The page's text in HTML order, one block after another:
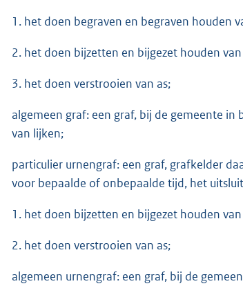
1. het doen begraven en begraven houden
2. het doen bijzetten en bijgezet houden
3. het doen verstrooien van as;
algemeen graf: een graf, bij de gemeente
van lijken;
particulier urnengraf: een graf, grafkelder
voor bepaalde of onbepaalde tijd, het
1. het doen bijzetten en bijgezet houden
2. het doen verstrooien van as;
algemeen urnengraf: een graf, bij de